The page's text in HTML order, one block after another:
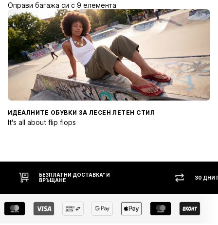
Оправи багажа си с 9 елемента
ИДЕАЛНИТЕ ОБУВКИ ЗА ЛЕСЕН ЛЕТЕН СТИЛ
It's all about flip flops
30 ДНИ ПРАВО НА ВРЪЩАНЕ